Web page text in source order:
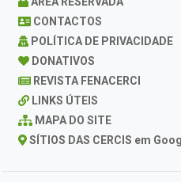
CONTACTOS
POLÍTICA DE PRIVACIDADE
DONATIVOS
REVISTA FENACERCI
LINKS ÚTEIS
MAPA DO SITE
SÍTIOS DAS CERCIS em